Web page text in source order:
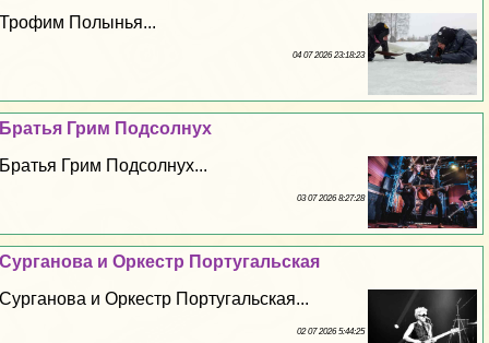
Трофим Полынья...
04 07 2026 23:18:23
Братья Грим Подсолнух
Братья Грим Подсолнух...
03 07 2026 8:27:28
Сурганова и Оркестр Португальская
Сурганова и Оркестр Португальская...
02 07 2026 5:44:25